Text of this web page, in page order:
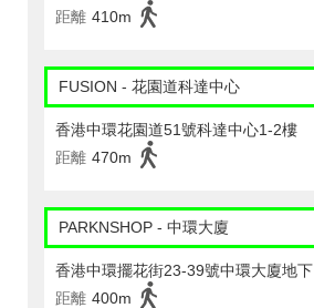
距離 410m
FUSION - 花園道科達中心
香港中環花園道51號科達中心1-2樓
距離 470m
PARKNSHOP - 中環大廈
香港中環擺花街23-39號中環大廈地下
距離 400m